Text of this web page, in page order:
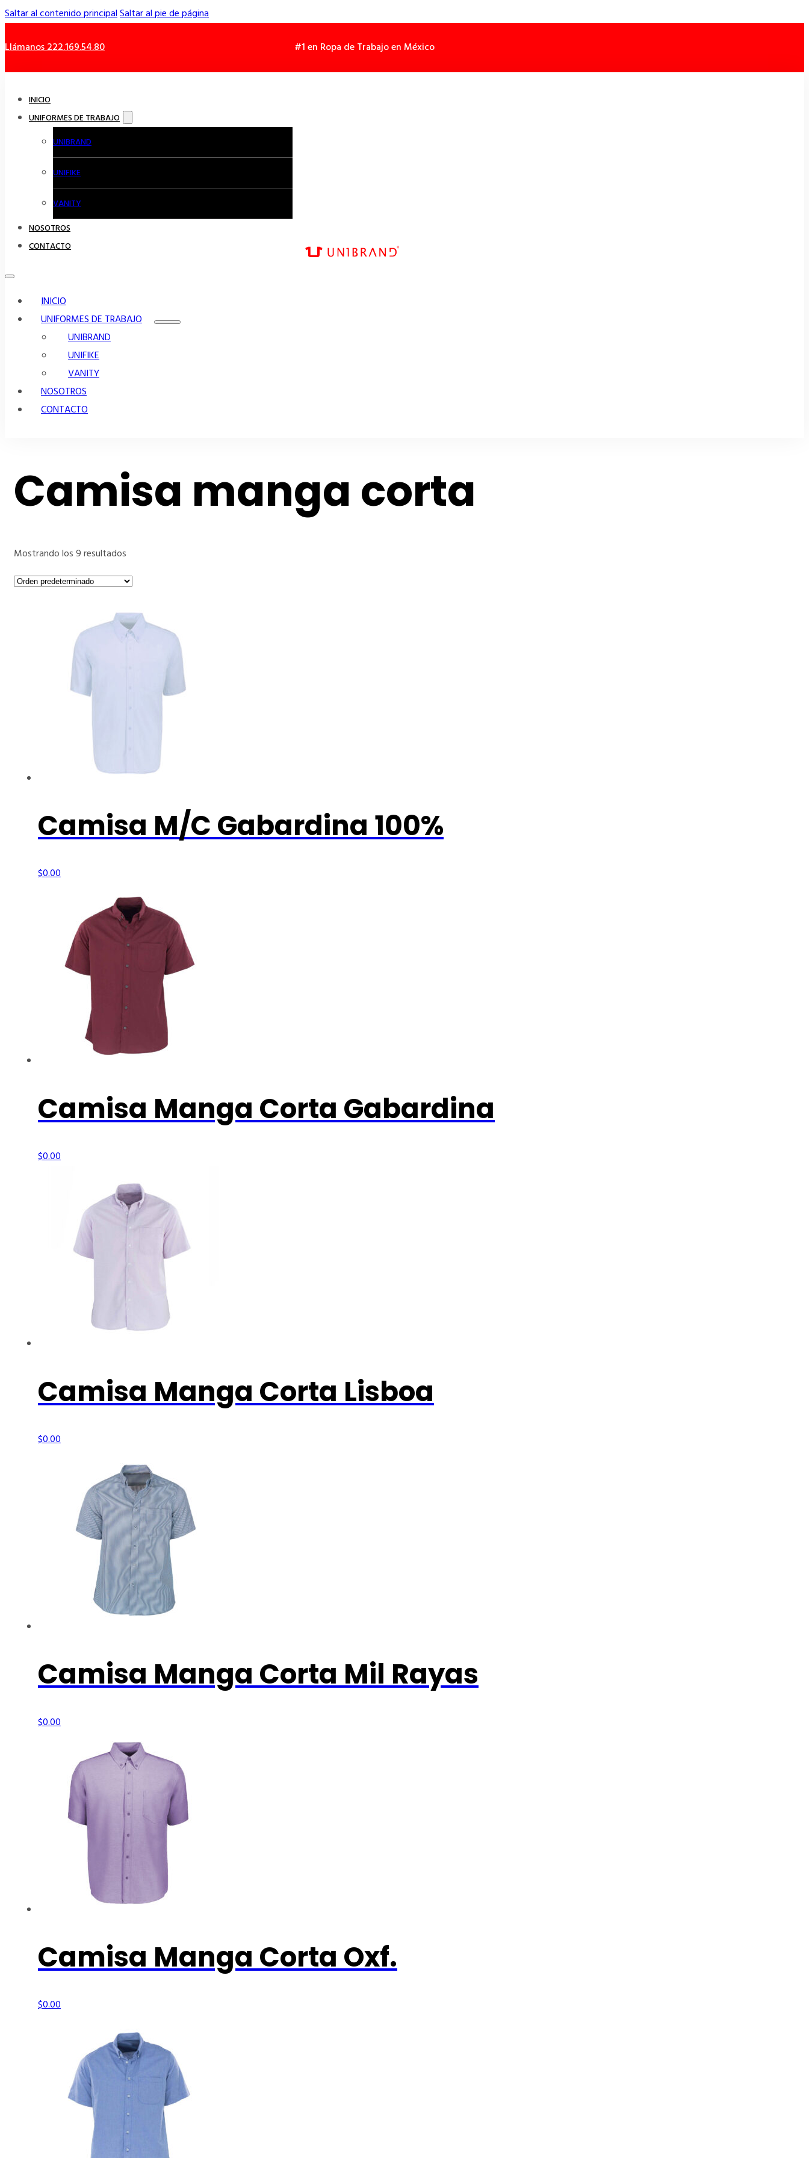
Saltar al contenido principalSaltar al pie de página
Llámanos 222.169.54.80 #1 en Ropa de Trabajo en México
INICIO
UNIFORMES DE TRABAJO
UNIBRAND
UNIFIKE
VANITY
NOSOTROS
CONTACTO
INICIO
UNIFORMES DE TRABAJO
UNIBRAND
UNIFIKE
VANITY
NOSOTROS
CONTACTO
Camisa manga corta
Mostrando los 9 resultados
Camisa M/C Gabardina 100%
$0.00
Camisa Manga Corta Gabardina
$0.00
Camisa Manga Corta Lisboa
$0.00
Camisa Manga Corta Mil Rayas
$0.00
Camisa Manga Corta Oxf.
$0.00